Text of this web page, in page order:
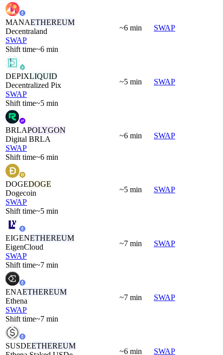
MANAETHEREUM
Decentraland
SWAP
Shift time~6 min
~6 min SWAP
DEPIXLIQUID
Decentralized Pix
SWAP
Shift time~5 min
~5 min SWAP
BRLAPOLYGON
Digital BRLA
SWAP
Shift time~6 min
~6 min SWAP
DOGEDOGE
Dogecoin
SWAP
Shift time~5 min
~5 min SWAP
EIGENETHEREUM
EigenCloud
SWAP
Shift time~7 min
~7 min SWAP
ENAETHEREUM
Ethena
SWAP
Shift time~7 min
~7 min SWAP
SUSDEETHEREUM
~6 min SWAP